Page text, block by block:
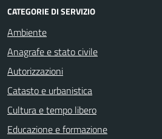
CATEGORIE DI SERVIZIO
Ambiente
Anagrafe e stato civile
Autorizzazioni
Catasto e urbanistica
Cultura e tempo libero
Educazione e formazione